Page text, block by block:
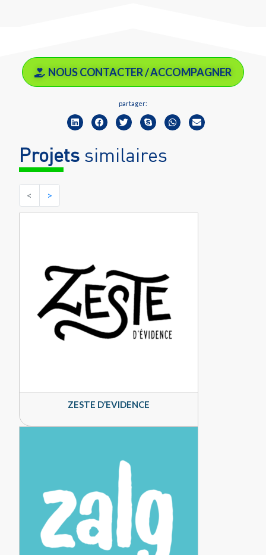
NOUS CONTACTER / ACCOMPAGNER
partager:
Projets similaires
< >
ZESTE D’EVIDENCE